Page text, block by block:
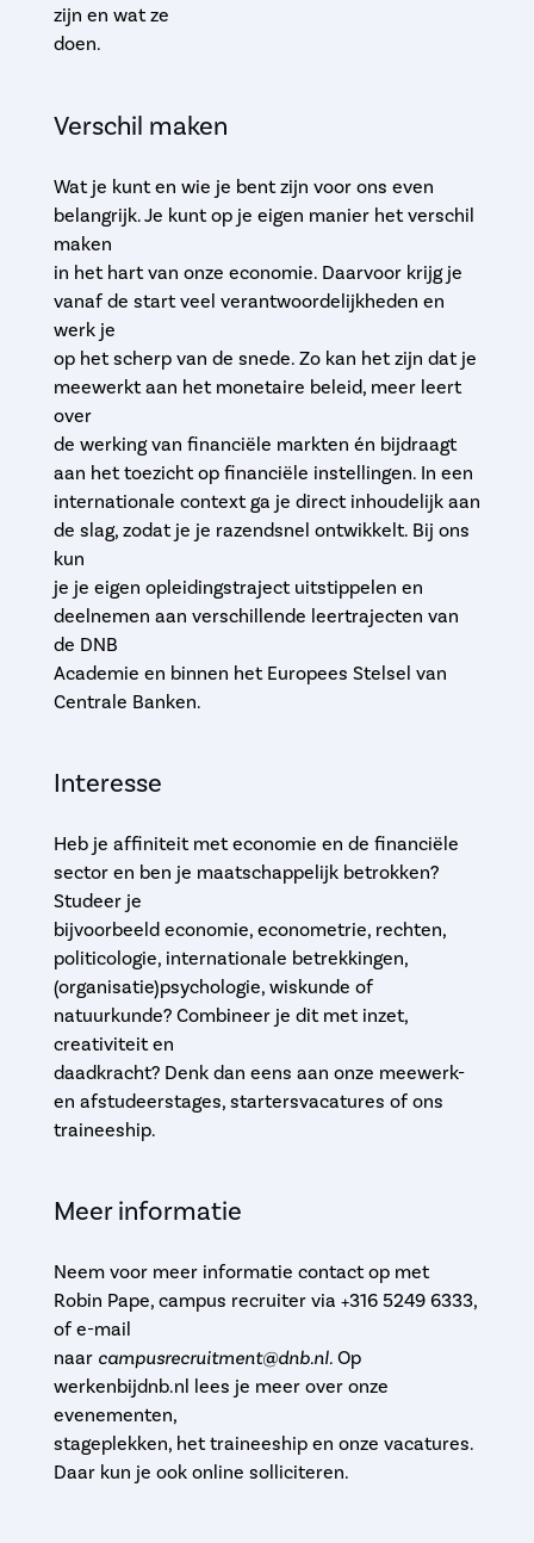
zijn en wat ze
doen.
Verschil maken
Wat je kunt en wie je bent zijn voor ons even
belangrijk. Je kunt op je eigen manier het verschil
maken
in het hart van onze economie. Daarvoor krijg je
vanaf de start veel verantwoordelijkheden en
werk je
op het scherp van de snede. Zo kan het zijn dat je
meewerkt aan het monetaire beleid, meer leert
over
de werking van financiële markten én bijdraagt
aan het toezicht op financiële instellingen. In een
internationale context ga je direct inhoudelijk aan
de slag, zodat je je razendsnel ontwikkelt. Bij ons
kun
je je eigen opleidingstraject uitstippelen en
deelnemen aan verschillende leertrajecten van
de DNB
Academie en binnen het Europees Stelsel van
Centrale Banken.
Interesse
Heb je affiniteit met economie en de financiële
sector en ben je maatschappelijk betrokken?
Studeer je
bijvoorbeeld economie, econometrie, rechten,
politicologie, internationale betrekkingen,
(organisatie)psychologie, wiskunde of
natuurkunde? Combineer je dit met inzet,
creativiteit en
daadkracht? Denk dan eens aan onze meewerk-
en afstudeerstages, startersvacatures of ons
traineeship.
Meer informatie
Neem voor meer informatie contact op met
Robin Pape, campus recruiter via +316 5249 6333,
of e-mail
naar campusrecruitment@dnb.nl.Op
werkenbijdnb.nl lees je meer over onze
evenementen,
stageplekken, het traineeship en onze vacatures.
Daar kun je ook online solliciteren.